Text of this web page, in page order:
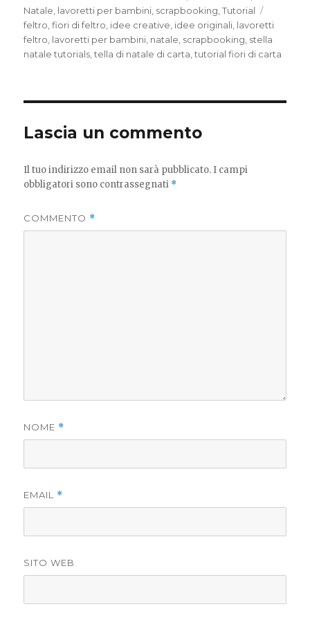
il
Natale lavoretti per bambini scrapbooking ,Tutorial
feltro ,fiori di feltro idee creative idee originali lavoretti
feltro lavoretti per bambini natale scrapbooking stella
natale tutorials ,tella di natale di carta ,tutorial fiori di carta
Lascia un commento
Il tuo indirizzo email non sarà pubblicato. I campi
obbligatori sono contrassegnati *
COMMENTO *
NOME *
EMAIL *
SITO WEB